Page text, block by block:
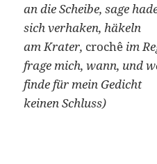
an die Scheibe, sage
sich verhaken, häkeln
am Krater, crochê im
frage mich, wann, und
finde für mein Gedicht
keinen Schluss)